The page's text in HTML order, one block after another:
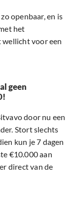
openbaar, en is
het
wellicht voor een
geen
door nu een
Stort slechts
kun je 7 dagen
€10.000 aan
direct van de